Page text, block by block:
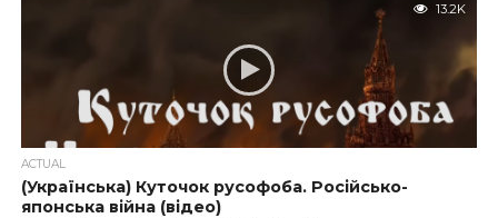
13.2K
ACTUAL
(Українська) Куточок русофоба. Російсько-
японська війна (відео)